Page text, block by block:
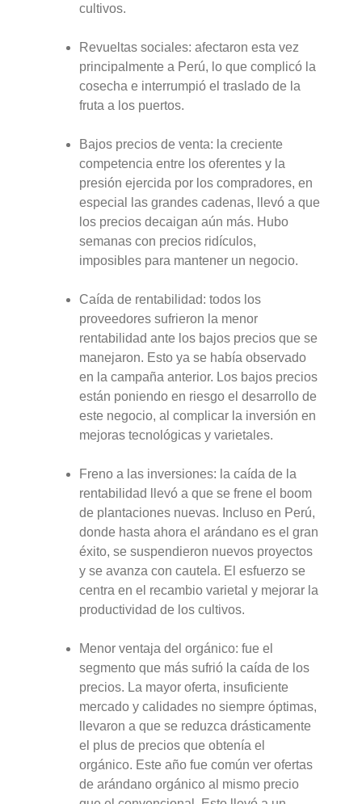
cultivos.
Revueltas sociales: afectaron esta vez
principalmente a Perú, lo que complicó la
cosecha e interrumpió el traslado de la
fruta a los puertos.
Bajos precios de venta: la creciente
competencia entre los oferentes y la
presión ejercida por los compradores, en
especial las grandes cadenas, llevó a que
los precios decaigan aún más. Hubo
semanas con precios ridículos,
imposibles para mantener un negocio.
Caída de rentabilidad: todos los
proveedores sufrieron la menor
rentabilidad ante los bajos precios que se
manejaron. Esto ya se había observado
en la campaña anterior. Los bajos precios
están poniendo en riesgo el desarrollo de
este negocio, al complicar la inversión en
mejoras tecnológicas y varietales.
Freno a las inversiones: la caída de la
rentabilidad llevó a que se frene el boom
de plantaciones nuevas. Incluso en Perú,
donde hasta ahora el arándano es el gran
éxito, se suspendieron nuevos proyectos
y se avanza con cautela. El esfuerzo se
centra en el recambio varietal y mejorar la
productividad de los cultivos.
Menor ventaja del orgánico: fue el
segmento que más sufrió la caída de los
precios. La mayor oferta, insuficiente
mercado y calidades no siempre óptimas,
llevaron a que se reduzca drásticamente
el plus de precios que obtenía el
orgánico. Este año fue común ver ofertas
de arándano orgánico al mismo precio